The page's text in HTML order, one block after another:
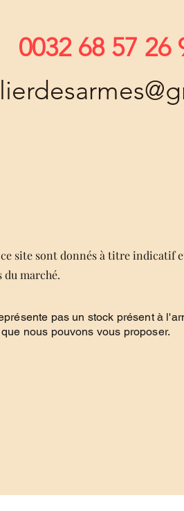
0032 68 57 26
site sont donnés à titre indicatif
marché.
pas un stock présent à
nous pouvons vous proposer.